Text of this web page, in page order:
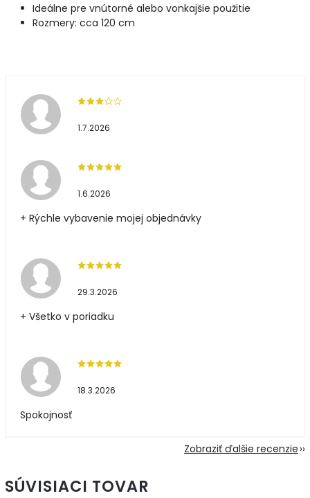
Ideálne pre vnútorné alebo vonkajšie použitie
Rozmery: cca 120 cm
1.7.2026
1.6.2026
+ Rýchle vybavenie mojej objednávky
29.3.2026
+ Všetko v poriadku
18.3.2026
Spokojnosť
Zobraziť ďalšie recenzie
SÚVISIACI TOVAR